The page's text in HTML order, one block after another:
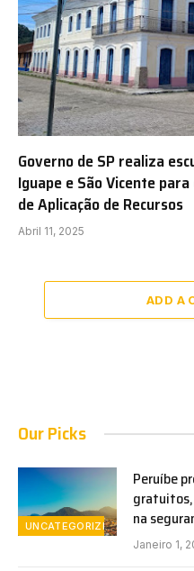
Governo de SP realiza
Iguape e São Vicente
de Aplicação de Recursos
Abril 11, 2025
ADD A
Our Picks
UNCATEGORIZED
Peruíbe
na
Janeiro 1,